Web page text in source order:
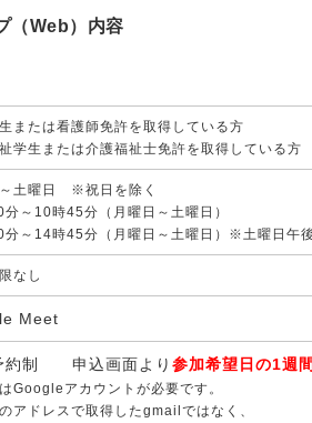
（Web）内容
または看護師免許を取得している方
学生または介護福祉士免許を取得している方
～土曜日 ※祝日を除く
～10時45分（月曜日～土曜日）
分～14時45分（月曜日～土曜日）※土曜日午
なし
Meet
約制 申込画面より 参加希望日の1週
Googleアカウントが必要です。
アドレスで取得したgmailではなく、